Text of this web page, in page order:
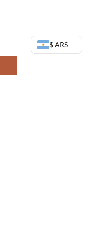
$ ARS
- Bandai Banpresto